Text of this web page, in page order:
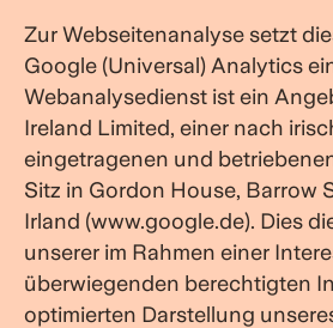
Zur Webseitenanalyse setzt
Google (Universal) Analytics
Webanalysedienst ist ein
Ireland Limited, einer nach
eingetragenen und
Sitz in Gordon House, Barrow
Irland (www.google.de). Dies
unserer im Rahmen einer
überwiegenden berechtigten
optimierten Darstellung